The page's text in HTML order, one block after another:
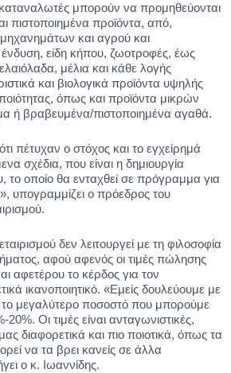
μπορούν να προμηθεύονται
πιστοποιημένα προϊόντα, από,
και αγρού και
είδη κήπου, ζωοτροφές, έως
μέλια και κάθε λογής
και βιολογικά προϊόντα υψηλής
όπως και προϊόντα μικρών
ή βραβευμένα/πιστοποιημένα αγαθά.
πέτυχαν ο στόχος και το εγχείρημά
σχέδια, που είναι η δημιουργία
το οποίο θα ενταχθεί σε πρόγραμμα για
υπογραμμίζει ο πρόεδρος του
δεν λειτουργεί με τη φιλοσοφία
αφού αφενός οι τιμές πώλησης
αφετέρου το κέρδος για τον
ικανοποιητικό. «Εμείς δουλεύουμε με
μεγαλύτερο ποσοστό που μπορούμε
Οι τιμές είναι ανταγωνιστικές,
διαφορετικά και πιο ποιοτικά, όπως τα
να τα βρει κανείς σε άλλα
ο κ. Ιωαννίδης.